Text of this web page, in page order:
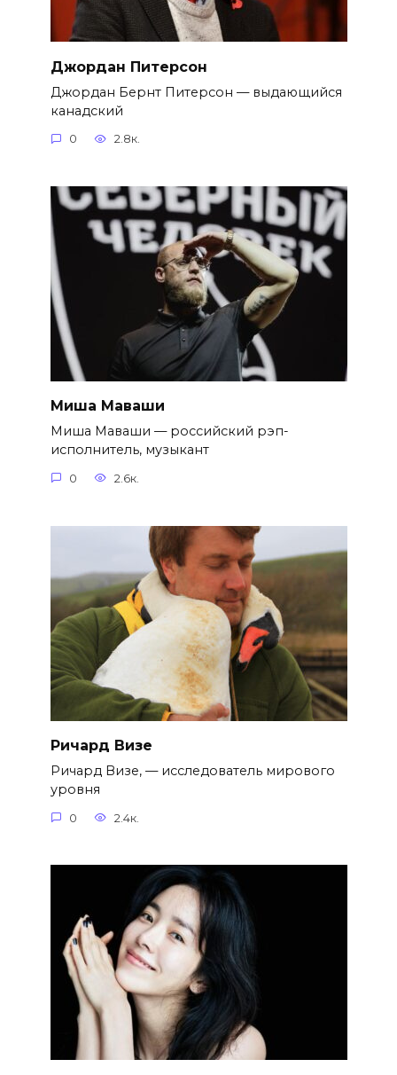
Джордан Питерсон
Джордан Бернт Питерсон — выдающийся
канадский
0 2.8к.
Миша Маваши
Миша Маваши — российский рэп-
исполнитель, музыкант
0 2.6к.
Ричард Визе
Ричард Визе, — исследователь мирового
уровня
0 2.4к.